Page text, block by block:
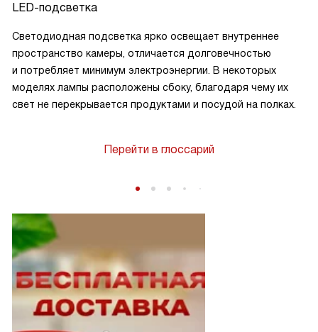
LED-подсветка
Светодиодная подсветка ярко освещает внутреннее
пространство камеры, отличается долговечностью
и потребляет минимум электроэнергии. В некоторых
моделях лампы расположены сбоку, благодаря чему их
свет не перекрывается продуктами и посудой на полках.
Перейти в глоссарий